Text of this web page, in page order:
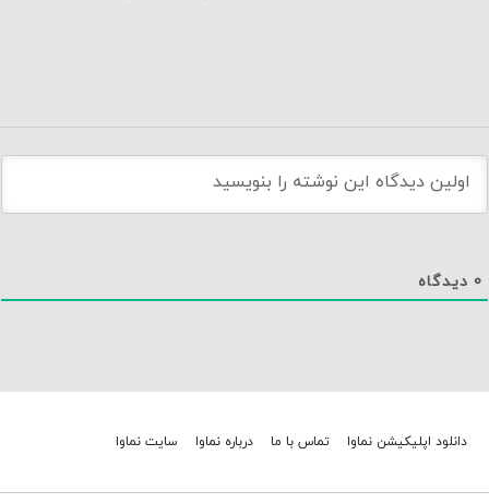
0 دیدگاه
دانلود اپلیکیشن نماوا تماس با ما درباره نماوا سایت نماوا